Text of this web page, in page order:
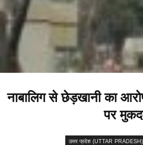
नाबालिग से छेड़खानी का
पर
उत्तर प्रदेश (UTTAR PRADESH)